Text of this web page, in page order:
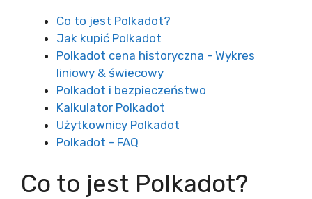
Co to jest Polkadot?
Jak kupić Polkadot
Polkadot cena historyczna - Wykres
liniowy & świecowy
Polkadot i bezpieczeństwo
Kalkulator Polkadot
Użytkownicy Polkadot
Polkadot - FAQ
Co to jest Polkadot?